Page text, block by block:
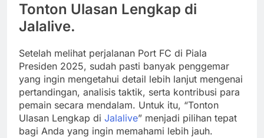
Tonton Ulasan Lengkap di
Jalalive.
Setelah melihat perjalanan Port FC di Piala
Presiden 2025, sudah pasti banyak penggemar
yang ingin mengetahui detail lebih lanjut mengenai
pertandingan, analisis taktik, serta kontribusi para
pemain secara mendalam. Untuk itu, “Tonton
Ulasan Lengkap di Jalalive” menjadi pilihan tepat
bagi Anda yang ingin memahami lebih jauh.